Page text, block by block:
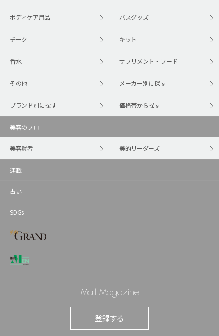
ボディケア用品 バスグッズ
チーク キット
香水 サプリメント・フード
その他 メーカー別に探す
ブランド別に探す 価格帯から探す
美容のプロ
美容賢者 美的リーダーズ
連載
占い
SDGs
Mail Magazine
登録する